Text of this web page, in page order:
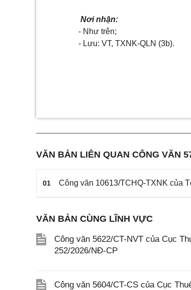
Nơi nhận:
- Như trên;
- Lưu: VT, TXNK-QLN (3b).
VĂN BẢN LIÊN QUAN CÔNG VĂN
01 Công văn 10613/TCHQ-TXNK của
VĂN BẢN CÙNG LĨNH VỰC
Công văn 5622/CT-NVT của Cục
252/2026/NĐ-CP
Công văn 5604/CT-CS của Cục